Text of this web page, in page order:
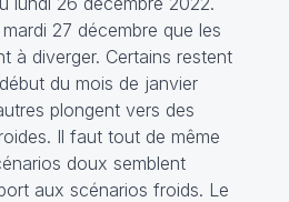
27 décembre que les
à diverger. Certains restent
du mois de janvier
plongent vers des
Il faut tout de même
doux semblent
aux scénarios froids. Le